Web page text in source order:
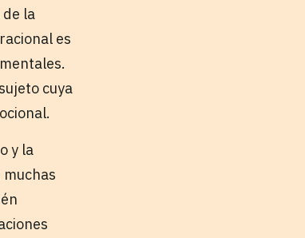
la
es
cuya
y la